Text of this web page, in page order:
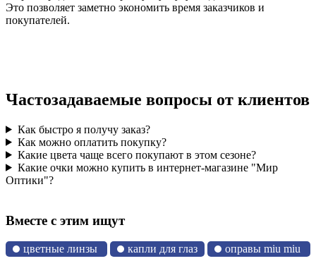
Это позволяет заметно экономить время заказчиков и
покупателей.
Частозадаваемые вопросы от клиентов
Как быстро я получу заказ?
Как можно оплатить покупку?
Какие цвета чаще всего покупают в этом сезоне?
Какие очки можно купить в интернет-магазине "Мир
Оптики"?
Вместе с этим ищут
цветные линзы капли для глаз
оправы miu miu